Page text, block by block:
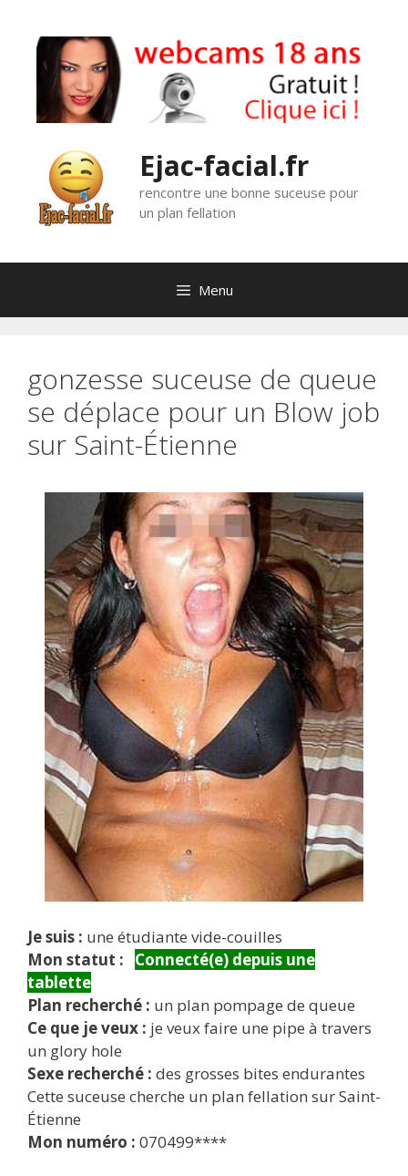
contenu
Ejac-facial.fr
rencontre une bonne suceuse pour
un plan fellation
Menu
gonzesse suceuse de queue
se déplace pour un Blow job
sur Saint-Étienne
Je suis : une étudiante vide-couilles
Mon statut :
Connecté(e) depuis une
tablette
Plan recherché : un plan pompage de queue
Ce que je veux : je veux faire une pipe à travers
un glory hole
Sexe recherché : des grosses bites endurantes
Cette suceuse cherche un plan fellation sur Saint-
Étienne
Mon numéro : 070499****